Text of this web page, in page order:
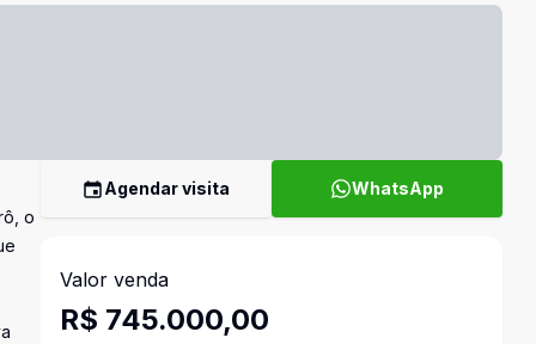
o
Agendar visita WhatsApp
Valor venda
R$ 745.000,00